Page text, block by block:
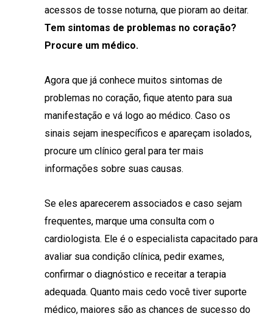
acessos de tosse noturna, que pioram ao deitar.
Tem sintomas de problemas no coração?
Procure um médico.
Agora que já conhece muitos sintomas de
problemas no coração, fique atento para sua
manifestação e vá logo ao médico. Caso os
sinais sejam inespecíficos e apareçam isolados,
procure um clínico geral para ter mais
informações sobre suas causas.
Se eles aparecerem associados e caso sejam
frequentes, marque uma consulta com o
cardiologista. Ele é o especialista capacitado para
avaliar sua condição clínica, pedir exames,
confirmar o diagnóstico e receitar a terapia
adequada. Quanto mais cedo você tiver suporte
médico, maiores são as chances de sucesso do